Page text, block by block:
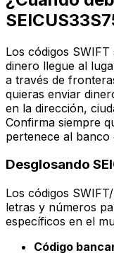
Los códigos
dinero llegue al
a través de
quieras enviar
en la dirección,
Confirma siempre
pertenece al banco
Desglosando
Los códigos
letras y números
específicos en el
Código